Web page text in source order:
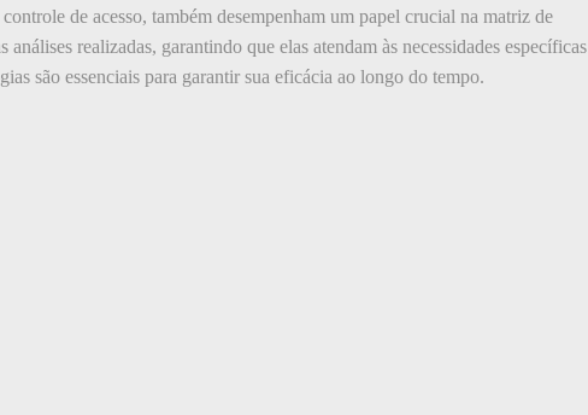
de acesso, também desempenham um papel crucial na matriz de
realizadas, garantindo que elas atendam às necessidades específicas
são essenciais para garantir sua eficácia ao longo do tempo.